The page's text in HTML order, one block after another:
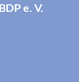
e. V.